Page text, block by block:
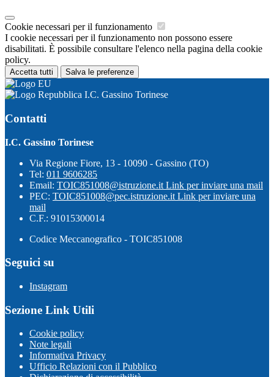
Cookie necessari per il funzionamento
I cookie necessari per il funzionamento non possono essere
disabilitati. È possibile consultare l'elenco nella pagina della cookie
policy.
Accetta tutti Salva le preferenze
I.C. Gassino Torinese
Contatti
I.C. Gassino Torinese
Via Regione Fiore, 13 - 10090 - Gassino (TO)
Tel: 011 9606285
Email: TOIC851008@istruzione.it Link per inviare una mail
PEC: TOIC851008@pec.istruzione.it Link per inviare una
mail
C.F.: 91015300014
Codice Meccanografico - TOIC851008
Seguici su
Instagram
Sezione Link Utili
Cookie policy
Note legali
Informativa Privacy
Ufficio Relazioni con il Pubblico